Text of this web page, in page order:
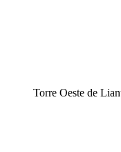
Torre Oeste de